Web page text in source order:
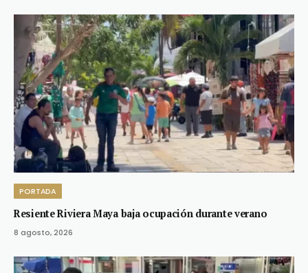
PORTADA
Resiente Riviera Maya baja ocupación durante verano
8 agosto, 2026